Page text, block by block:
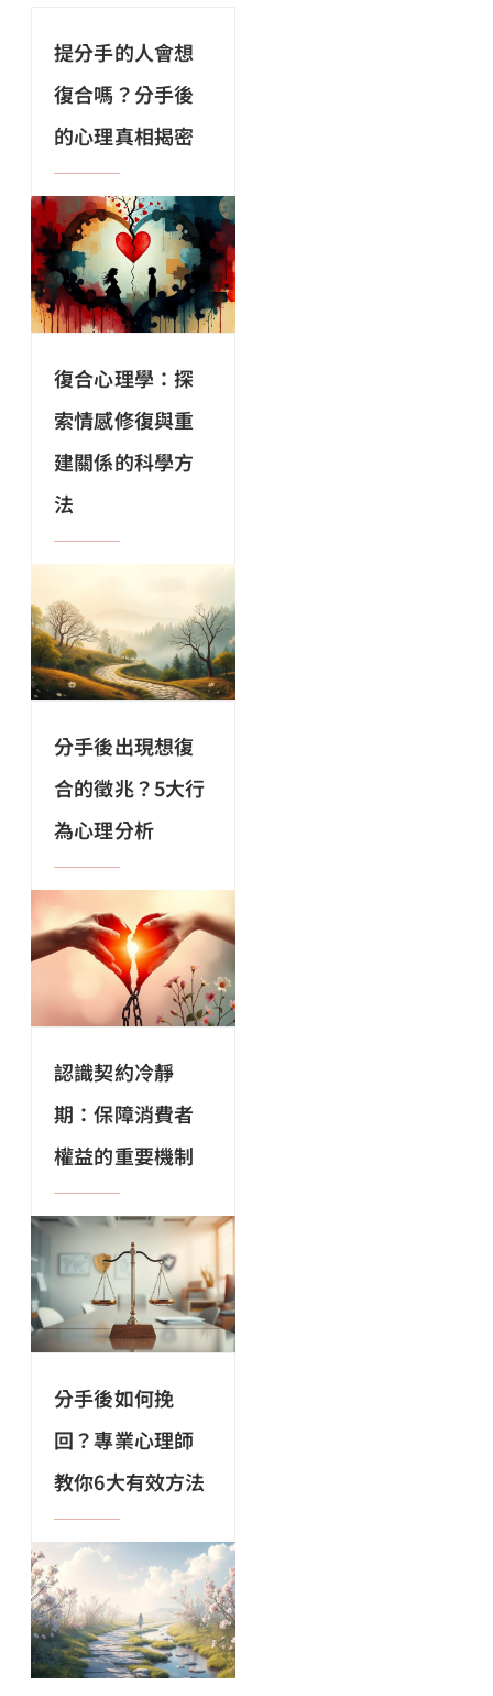
提分手的人會想
復合嗎？分手後
的心理真相揭密
復合心理學：探
索情感修復與重
建關係的科學方
法
分手後出現想復
合的徵兆？5大行
為心理分析
認識契約冷靜
期：保障消費者
權益的重要機制
分手後如何挽
回？專業心理師
教你6大有效方法